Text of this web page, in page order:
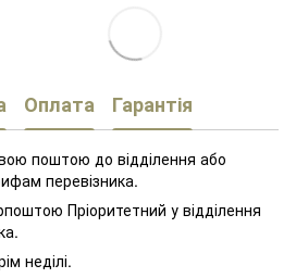
Оплата Гарантія
поштою до відділення або
перевізника.
Пріоритетний у відділення
неділі.